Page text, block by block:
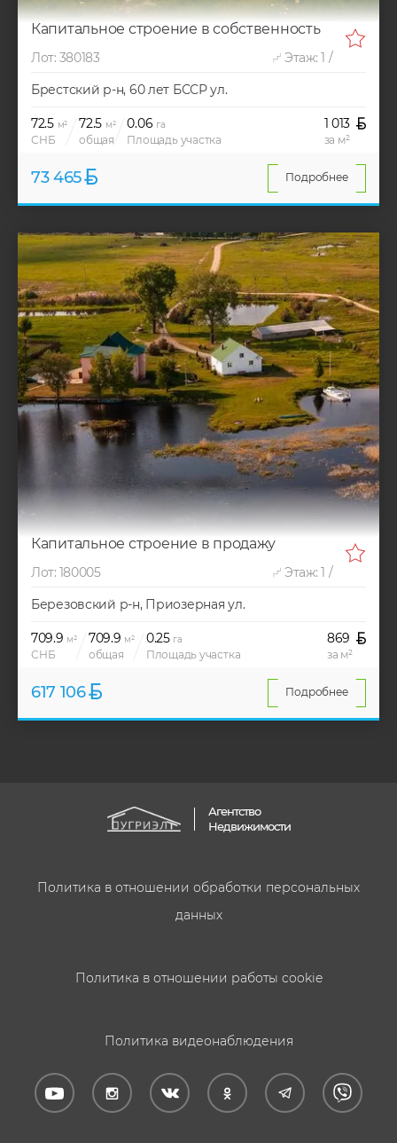
Капитальное строение в собственность
Лот: 380183
Этаж: 1 /
Брестский р-н, 60 лет БССР ул.
72.5 м²
СНБ
72.5 м²
общая
0.06 га
Площадь участка
1 013
за м²
73 465 Подробнее
Капитальное строение в продажу
Лот: 180005
Этаж: 1 /
Березовский р-н, Приозерная ул.
709.9 м²
СНБ
709.9 м²
общая
0.25 га
Площадь участка
869
за м²
617 106 Подробнее
Агентство
Недвижимости
Политика в отношении обработки персональных
данных
Политика в отношении работы cookie
Политика видеонаблюдения